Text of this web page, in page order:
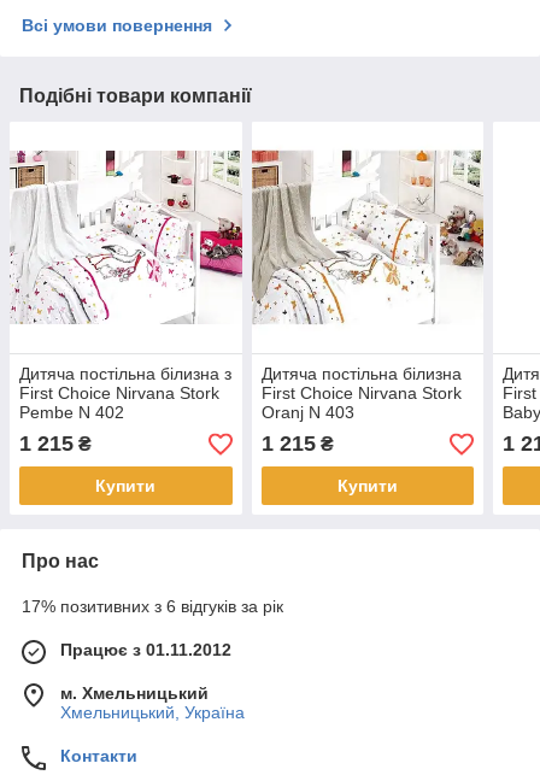
Всі умови повернення
Подібні товари компанії
Дитяча постільна білизна з
First Choice Nirvana Stork
Pembe N 402
1 215 ₴
Купити
Дитяча постільна білизна
First Choice Nirvana Stork
Oranj N 403
1 215₴
Купити
1
Про нас
17% позитивних з 6 відгуків за рік
Працює з 01.11.2012
м. Хмельницький
Хмельницький, Україна
Контакти